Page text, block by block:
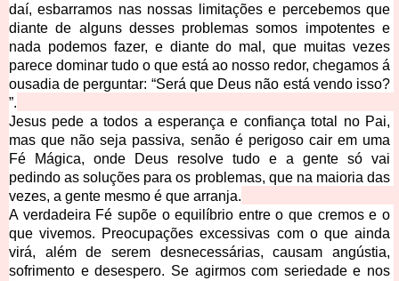
daí, esbarramos nas nossas limitações e percebemos que
diante de alguns desses problemas somos impotentes e
nada podemos fazer, e diante do mal, que muitas vezes
parece dominar tudo o que está ao nosso redor, chegamos á
ousadia de perguntar: “Será que Deus não está vendo isso?
”.
Jesus pede a todos a esperança e confiança total no Pai,
mas que não seja passiva, senão é perigoso cair em uma
Fé Mágica, onde Deus resol ve tudo e a gente só vai
pedindo as soluções para os problemas, que na maioria das
vezes, a gente mesmo é que arranja.
A verdadeira Fé supõe o equilíbrio entre o que cremos e o
que vivemos. Preocupações excessivas com o que ainda
virá, além de serem desnecessárias, causam angústia,
sofrimento e desespero. Se agirmos com seriedade e nos